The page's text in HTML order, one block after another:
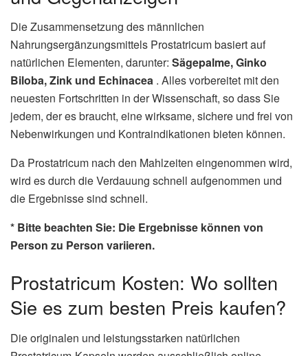
Die Zusammensetzung des männlichen
Nahrungsergänzungsmittels Prostatricum basiert auf
natürlichen Elementen, darunter: Sägepalme, Ginko
Biloba, Zink und Echinacea . Alles vorbereitet mit den
neuesten Fortschritten in der Wissenschaft, so dass Sie
jedem, der es braucht, eine wirksame, sichere und frei von
Nebenwirkungen und Kontraindikationen bieten können.
Da Prostatricum nach den Mahlzeiten eingenommen wird,
wird es durch die Verdauung schnell aufgenommen und
die Ergebnisse sind schnell.
* Bitte beachten Sie: Die Ergebnisse können von
Person zu Person variieren.
Prostatricum Kosten: Wo sollten
Sie es zum besten Preis kaufen?
Die originalen und leistungsstarken natürlichen